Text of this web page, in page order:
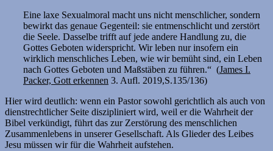
Eine laxe Sexualmoral macht uns nicht menschlicher, sondern
bewirkt das genaue Gegenteil: sie entmenschlicht und zerstört
die Seele. Dasselbe trifft auf jede andere Handlung zu, die
Gottes Geboten widerspricht. Wir leben nur insofern ein
wirklich menschliches Leben, wie wir bemüht sind, ein Leben
nach Gottes Geboten und Maßstäben zu führen.“ (James I.
Packer, Gott erkennen 3. Aufl. 2019,S.135/136)
Hier wird deutlich: wenn ein Pastor sowohl gerichtlich als auch von
dienstrechtlicher Seite diszipliniert wird, weil er die Wahrheit der
Bibel verkündigt, führt das zur Zerstörung des menschlichen
Zusammenlebens in unserer Gesellschaft. Als Glieder des Leibes
Jesu müssen wir für die Wahrheit aufstehen.